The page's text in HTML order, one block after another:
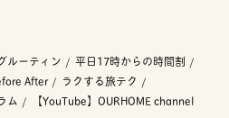
ルーティン
平日17時からの時間割
After
ラクする旅テク
ム 【YouTube】OURHOME channel